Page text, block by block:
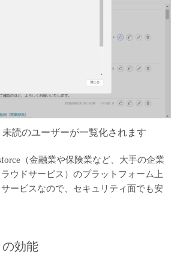
未読のユーザーが一覧化されます
（金融業や保険業など、大手の企業
ウドサービス）のプラットフォーム上
ービスなので、セキュリティ面でも安
効能